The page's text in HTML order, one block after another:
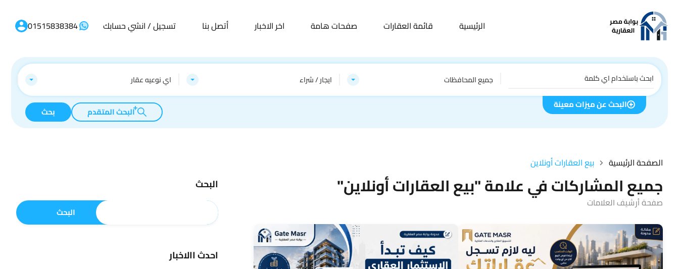
الرئيسية قائمة العقارات صفحات هامة اخر الاخبار أتصل بنا تسجيل / انشي حسابك 01515838384
جميع المحافظات ايجار / شراء اي نوعيه عقار
البحث عن ميزات معينة
البحث المتقدم بحث
الصفحة الرئيسية بيع العقارات أونلاين
جميع المشاركات في علامة "بيع العقارات أونلاين"
صفحة أرشيف العلامات
البحث
البحث
احدث االاخبار